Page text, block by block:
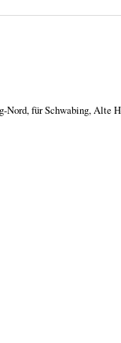
Nord, für Schwabing, Alte